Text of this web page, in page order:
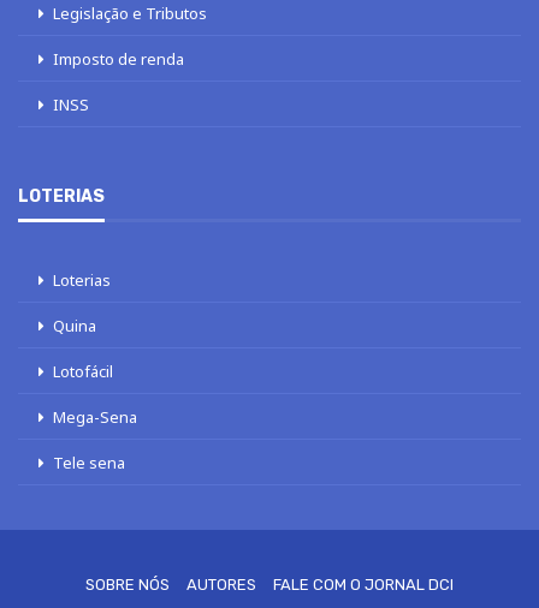
Legislação e Tributos
Imposto de renda
INSS
LOTERIAS
Loterias
Quina
Lotofácil
Mega-Sena
Tele sena
SOBRE NÓS AUTORES
FALE COM O JORNAL DCI